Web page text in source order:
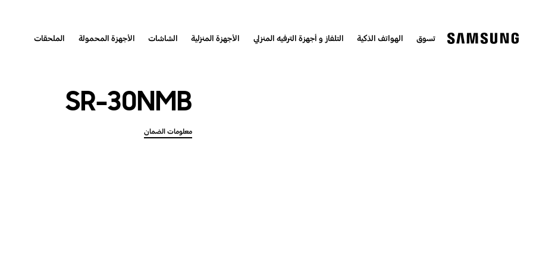
تسوق الهواتف الذكية التلفاز و أجهزة الترفيه المنزلي الأجهزة المنزلية الشاشات الأجهزة المحمولة الملحقات
SR-30NMB
معلومات الضمان